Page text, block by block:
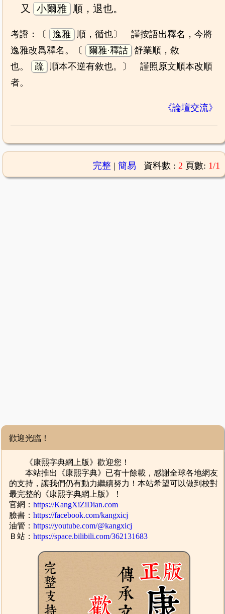
又
小爾雅 順，退也。
考證：〔 逸雅
順，循也〕 謹按語出釋名，今將
逸雅改爲釋名。〔
爾雅·釋詁 舒業順，敘
也。
疏
順本不逆有敘也。〕 謹照原文順本改順
者。
《論壇交流》
完整| 簡易 資料數 : 2 頁數: 1/1
歡迎光臨！
《康熙字典網上版》歡迎您！
本站推出《康熙字典》已有十餘載，感謝全球各地網友
的支持，讓我們仍有動力繼續努力！本站希望可以做到校對
最完整的《康熙字典網上版》！
官網：https://KangXiZiDian.com
臉書：https://facebook.com/kangxicj
油管：https://youtube.com/@kangxicj
Ｂ站：https://space.bilibili.com/362131683